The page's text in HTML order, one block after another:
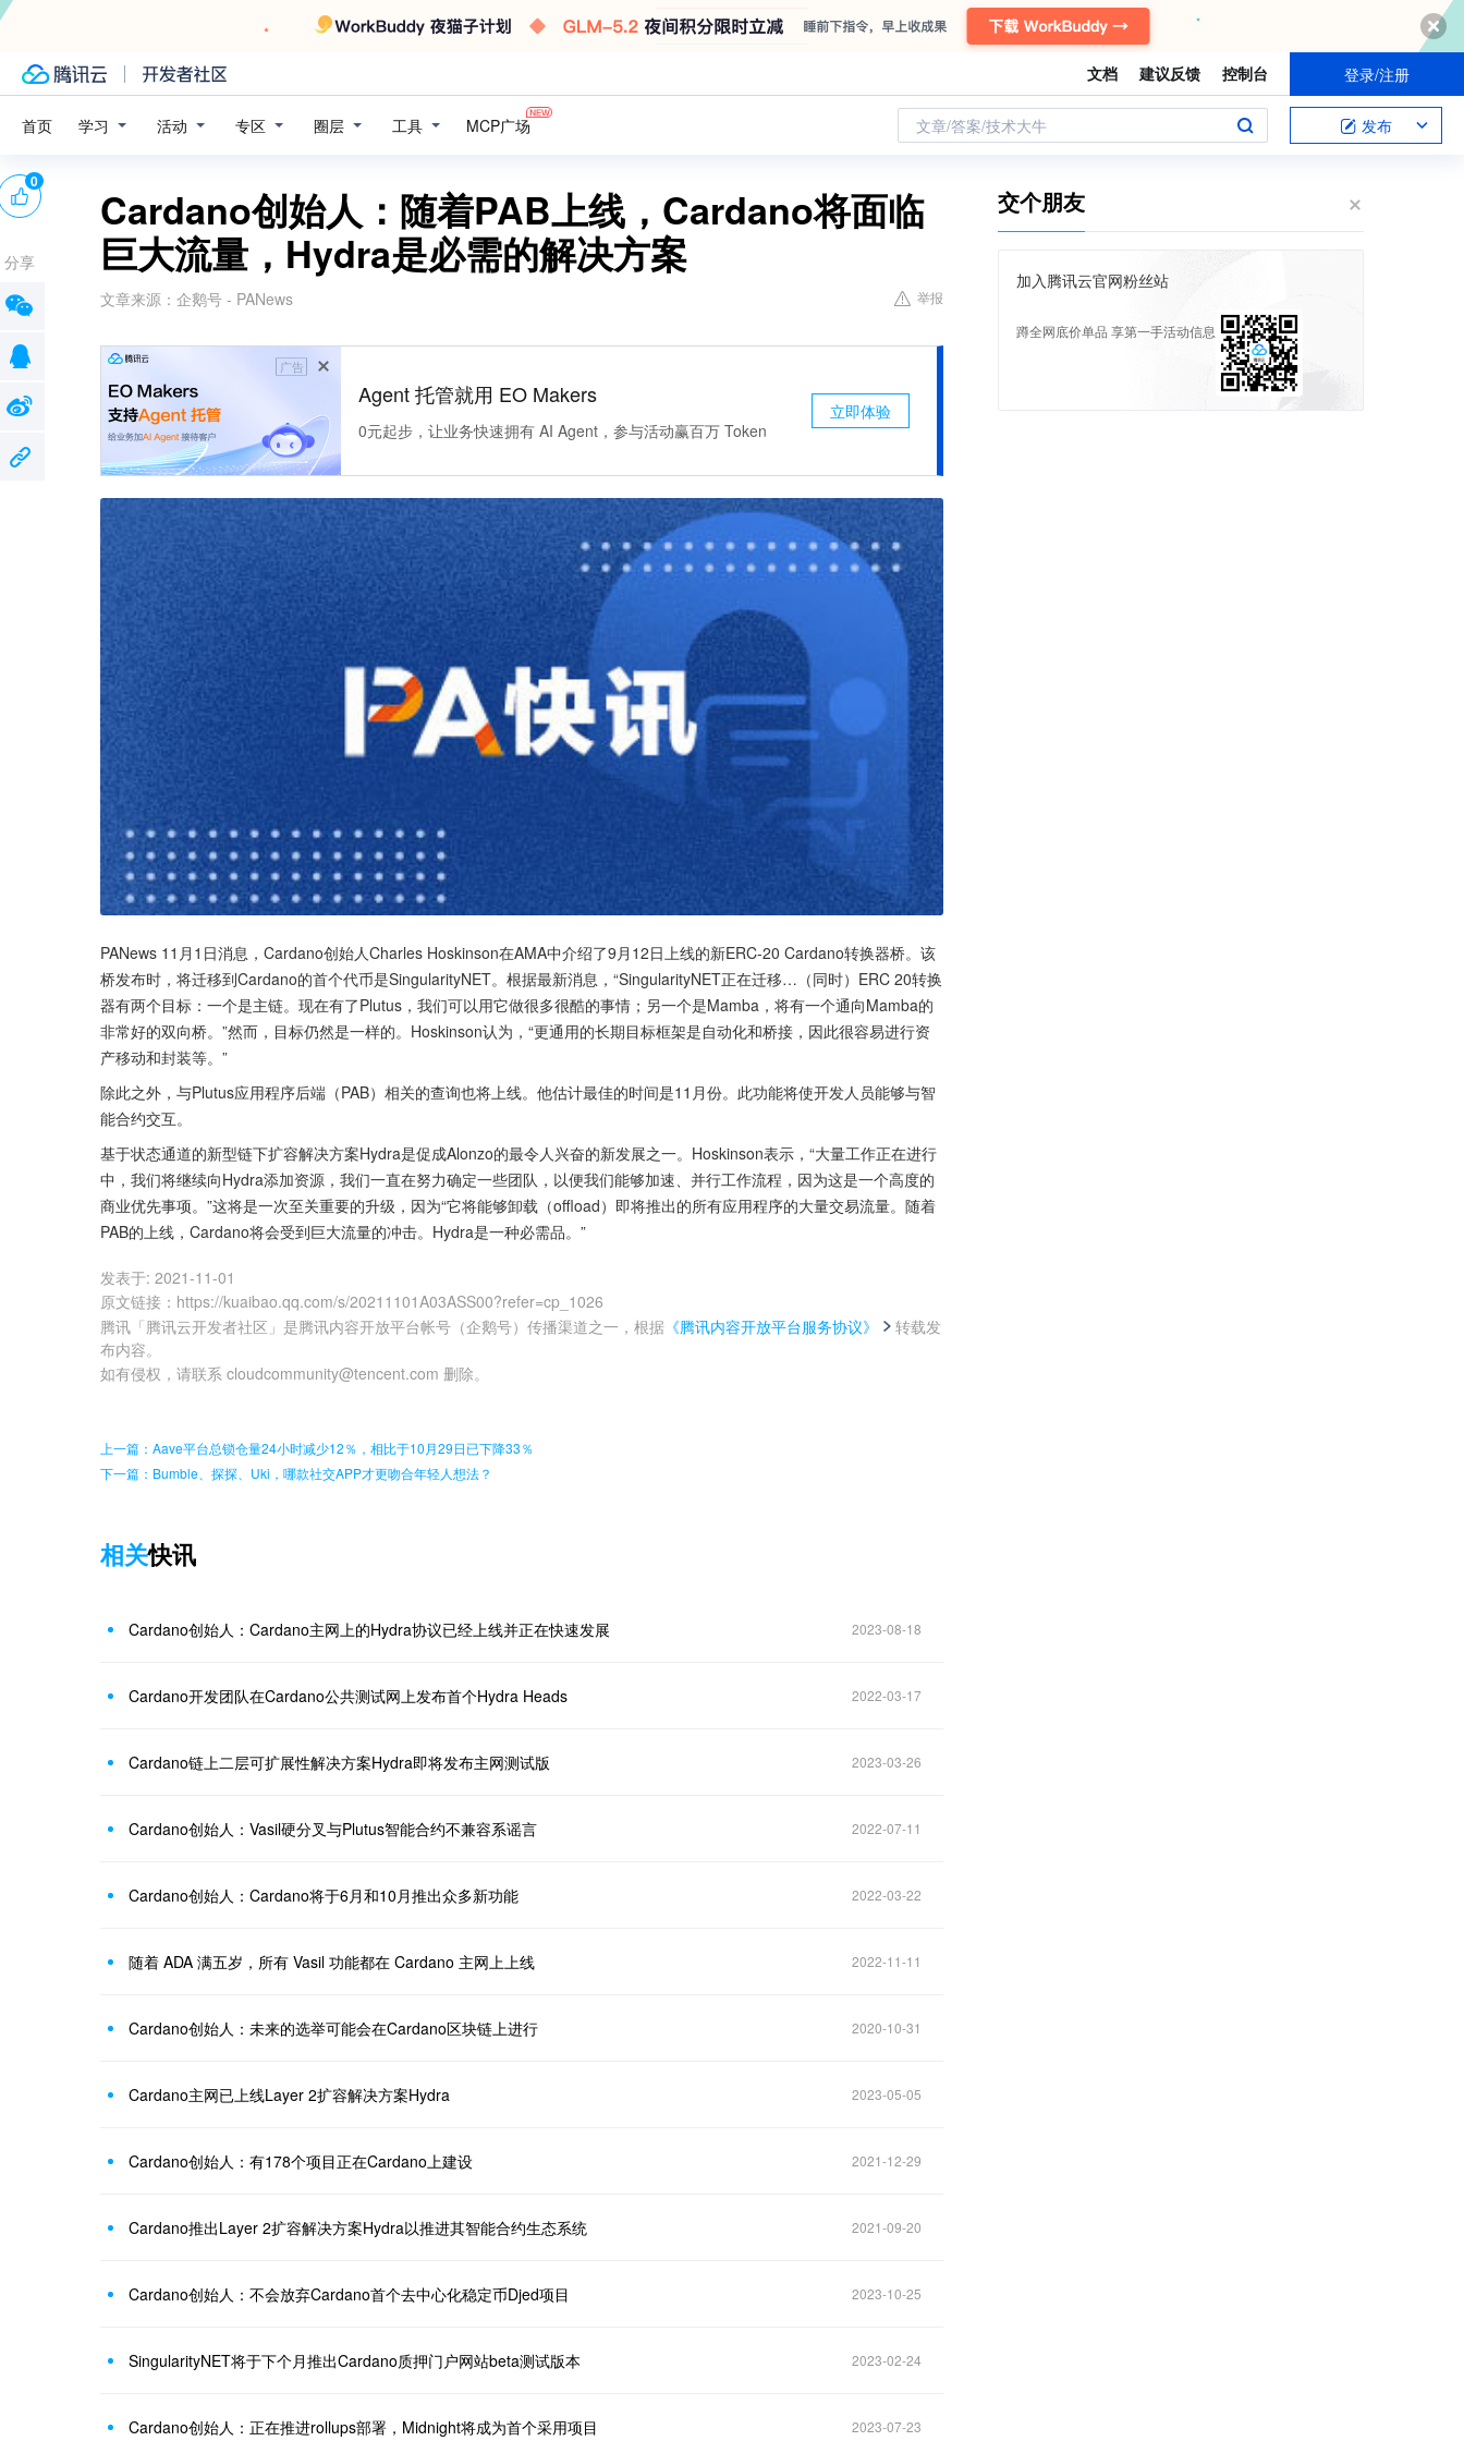
文档 建议反馈 控制台 登录/注册
首页 学习 活动 专区 圈层 工具 MCP广场 文章/答案/技术大牛 发布
Cardano创始人：随着PAB上线，Cardano将面临
巨大流量，Hydra是必需的解决方案
文章来源： 企鹅号 - PANews 举报
广告
Agent 托管就用 EO Makers
0元起步，让业务快速拥有 AI Agent，参与活动赢百万 Token
立即体验
PANews 11月1日消息，Cardano创始人Charles Hoskinson在AMA中介绍了9月12日上线的新ERC-20 Cardano转换器桥。该
桥发布时，将迁移到Cardano的首个代币是SingularityNET。根据最新消息，“SingularityNET正在迁移…（同时）ERC 20转换
器有两个目标：一个是主链。现在有了Plutus，我们可以用它做很多很酷的事情；另一个是Mamba，将有一个通向Mamba的
非常好的双向桥。”然而，目标仍然是一样的。Hoskinson认为，“更通用的长期目标框架是自动化和桥接，因此很容易进行资
产移动和封装等。”
除此之外，与Plutus应用程序后端（PAB）相关的查询也将上线。他估计最佳的时间是11月份。此功能将使开发人员能够与智
能合约交互。
基于状态通道的新型链下扩容解决方案Hydra是促成Alonzo的最令人兴奋的新发展之一。Hoskinson表示，“大量工作正在进行
中，我们将继续向Hydra添加资源，我们一直在努力确定一些团队，以便我们能够加速、并行工作流程，因为这是一个高度的
商业优先事项。”这将是一次至关重要的升级，因为“它将能够卸载（offload）即将推出的所有应用程序的大量交易流量。随着
PAB的上线，Cardano将会受到巨大流量的冲击。Hydra是一种必需品。”
发表于: 2021-11-01
原文链接 ： https://kuaibao.qq.com/s/20211101A03ASS00?refer=cp_1026
腾讯「腾讯云开发者社区」是腾讯内容开放平台帐号（企鹅号）传播渠道之一，根据 《腾讯内容开放平台服务协议》
转载发
布内容。
如有侵权，请联系 cloudcommunity@tencent.com 删除。
0
分享
上一篇：Aave平台总锁仓量24小时减少12％，相比于10月29日已下降33％
下一篇：Bumble、探探、Uki，哪款社交APP才更吻合年轻人想法？
相关快讯
Cardano创始人：Cardano主网上的Hydra协议已经上线并正在快速发展 2023-08-18
Cardano开发团队在Cardano公共测试网上发布首个Hydra Heads 2022-03-17
Cardano链上二层可扩展性解决方案Hydra即将发布主网测试版 2023-03-26
Cardano创始人：Vasil硬分叉与Plutus智能合约不兼容系谣言 2022-07-11
Cardano创始人：Cardano将于6月和10月推出众多新功能 2022-03-22
随着 ADA 满五岁，所有 Vasil 功能都在 Cardano 主网上上线 2022-11-11
Cardano创始人：未来的选举可能会在Cardano区块链上进行 2020-10-31
Cardano主网已上线Layer 2扩容解决方案Hydra 2023-05-05
Cardano创始人：有178个项目正在Cardano上建设 2021-12-29
Cardano推出Layer 2扩容解决方案Hydra以推进其智能合约生态系统 2021-09-20
Cardano创始人：不会放弃Cardano首个去中心化稳定币Djed项目 2023-10-25
SingularityNET将于下个月推出Cardano质押门户网站beta测试版本 2023-02-24
Cardano创始人：正在推进rollups部署，Midnight将成为首个采用项目 2023-07-23
交个朋友
加入腾讯云官网粉丝站
蹲全网底价单品 享第一手活动信息